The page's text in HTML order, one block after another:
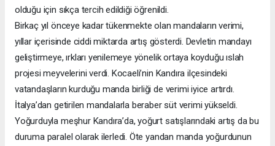
olduğu için sıkça tercih edildiği öğrenildi.
Birkaç yıl önceye kadar tükenmekte olan mandaların verimi,
yıllar içerisinde ciddi miktarda artış gösterdi. Devletin mandayı
geliştirmeye, ırkları yenilemeye yönelik ortaya koyduğu ıslah
projesi meyvelerini verdi. Kocaeli’nin Kandıra ilçesindeki
vatandaşların kurduğu manda birliği de verimi iyice artırdı.
İtalya’dan getirilen mandalarla beraber süt verimi yükseldi.
Yoğurduyla meşhur Kandıra’da, yoğurt satışlarındaki artış da bu
duruma paralel olarak ilerledi. Öte yandan manda yoğurdunun